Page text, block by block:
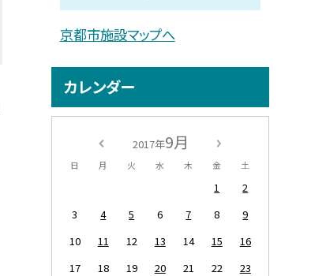
京都市施設マップへ
カレンダー
2017年9月
日 月 火 水 木 金 土
1
2
3
4 5 6 7 8
9
10
11 12 13 14 15
16
17
18 19 20 21 22
23